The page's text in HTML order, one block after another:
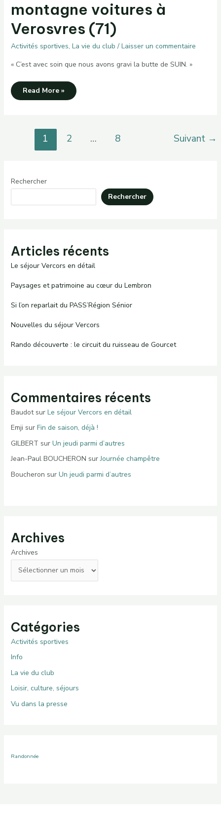
montagne voitures à
Verosvres (71)
Activités sportives, La vie du club / Laisser un commentaire
« C’est avec soin que nous avons gravi la butte de SUIN. »
Vendredi
Verosvres
Read More »
1 2 … 8 Suivant →
Rechercher
Rechercher
Articles récents
Le séjour Vercors en détail
Paysages et patrimoine au cœur du Lembron
Si l’on reparlait du PASS’Région Sénior
Nouvelles du séjour Vercors
Rando découverte : le circuit du ruisseau de Gourcet
Commentaires récents
Baudotsur Le séjour Vercors en détail
Emji sur Fin de saison, déjà !
GILBERT sur Un jeudi parmi d’autres
Jean-Paul BOUCHERON surJournée champêtre
Boucheron sur Un jeudi parmi d’autres
Archives
Archives
Catégories
Activités sportives
Info
La vie du club
Loisir, culture, séjours
Vu dans la presse
Randonnée